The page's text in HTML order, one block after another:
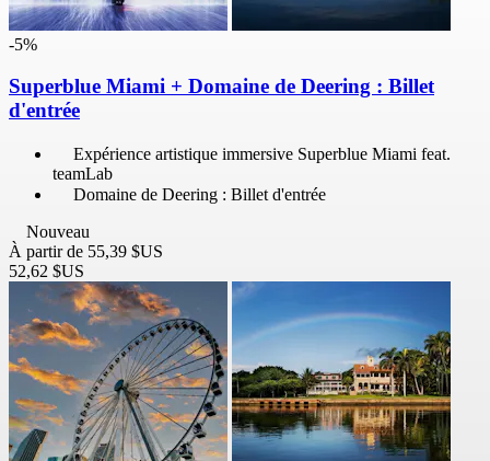
-5%
Superblue Miami + Domaine de Deering : Billet
d'entrée
Expérience artistique immersive Superblue Miami feat.
teamLab
Domaine de Deering : Billet d'entrée
Nouveau
À partir de 55,39 $US
52,62 $US